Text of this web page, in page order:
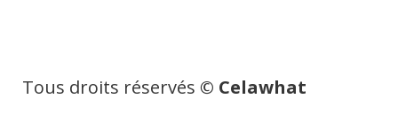
Tous droits réservés © Celawhat